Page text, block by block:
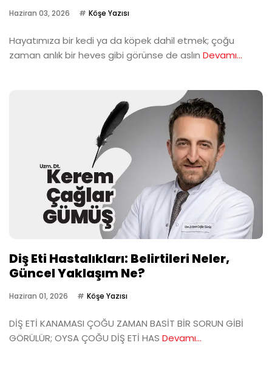
Haziran 03, 2026 Köşe Yazısı
Hayatımıza bir kedi ya da köpek dahil etmek; çoğu
zaman anlık bir heves gibi görünse de aslın Devamı...
Diş Eti Hastalıkları: Belirtileri Neler,
Güncel Yaklaşım Ne?
Haziran 01, 2026 Köşe Yazısı
DİŞ ETİ KANAMASI ÇOĞU ZAMAN BASİT BİR SORUN GİBİ
GÖRÜLÜR; OYSA ÇOĞU DİŞ ETİ HAS Devamı...